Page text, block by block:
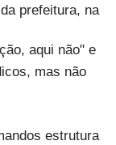
prefeitura, na
aqui não" e
mas não
estrutura